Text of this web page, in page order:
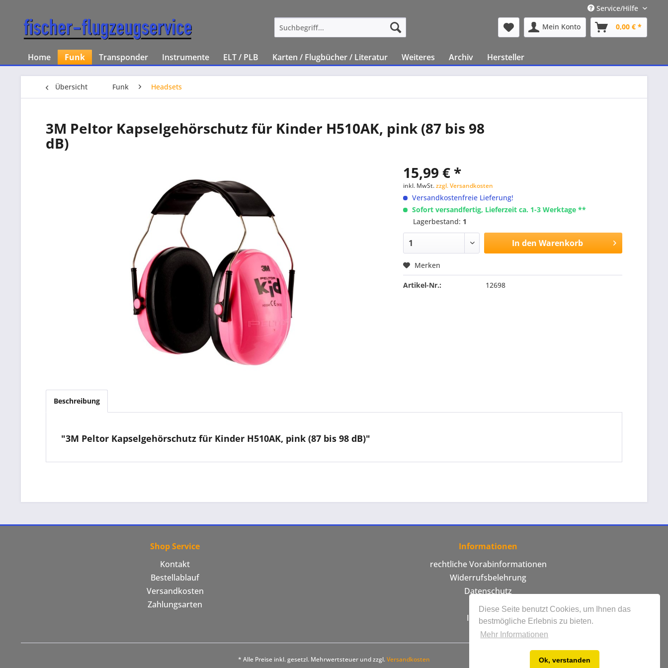
Diese Seite benutzt Cookies, um Ihnen das
bestmögliche Erlebnis zu bieten.
Mehr Informationen
Ok, verstanden
Service/Hilfe
Mein Konto
0,00 € *
Home Funk Transponder Instrumente ELT / PLB Karten / Flugbücher / Literatur Weiteres Archiv Hersteller
Übersicht Funk Headsets
3M Peltor Kapselgehörschutz für Kinder H510AK, pink (87 bis 98
dB)
15,99 € *
inkl. MwSt.zzgl. Versandkosten
Versandkostenfreie Lieferung!
Sofort versandfertig, Lieferzeit ca. 1-3 Werktage **
Lagerbestand: 1
In den Warenkorb
Merken
Artikel-Nr.: 12698
Beschreibung
"3M Peltor Kapselgehörschutz für Kinder H510AK, pink (87 bis 98 dB)"
Shop Service
Kontakt
Bestellablauf
Versandkosten
Zahlungsarten
Informationen
rechtliche Vorabinformationen
Widerrufsbelehrung
Datenschutz
AGB
Impressum
* Alle Preise inkl. gesetzl. Mehrwertsteuer und zzgl.Versandkosten